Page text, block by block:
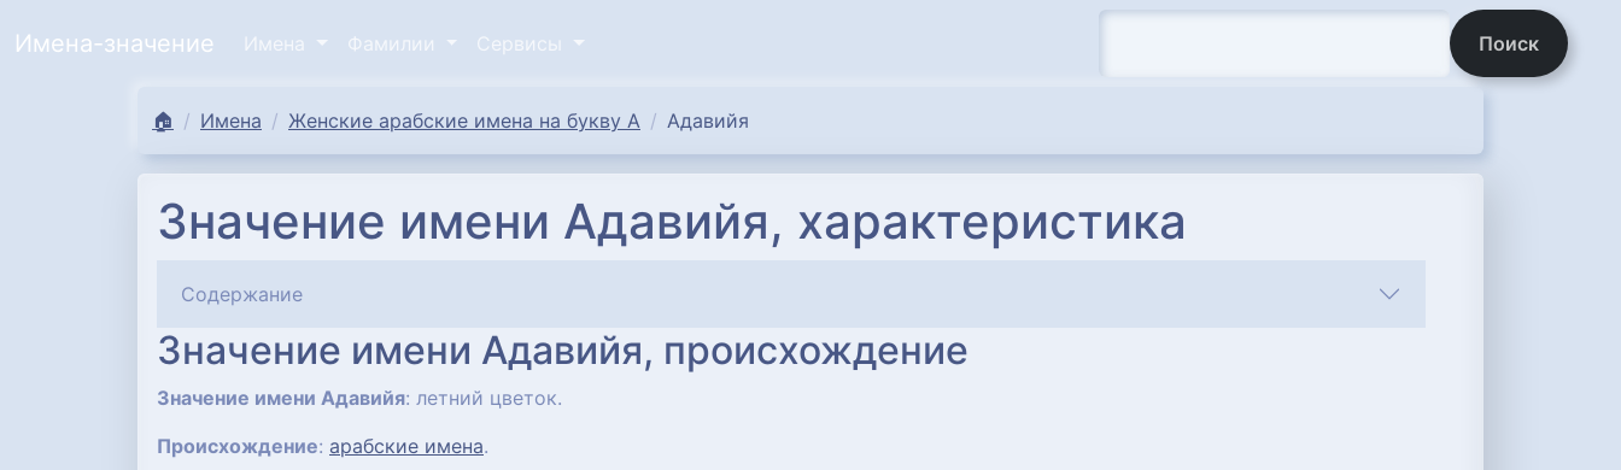
Имена-значение Имена Фамилии Сервисы Поиск
🏠 Имена Женские арабские имена на букву А Адавийя
Значение имени Адавийя, характеристика
Содержание
Значение имени Адавийя, происхождение
Значение имени Адавийя: летний цветок.
Происхождение: арабские имена.